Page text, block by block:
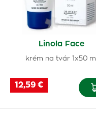
Linola Face
krém na tvár 1x50 ml
12,59 €